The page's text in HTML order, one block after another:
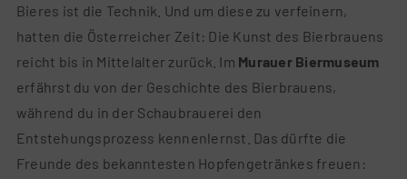
Bieres ist die Technik. Und um diese zu verfeinern,
hatten die Österreicher Zeit: Die Kunst des Bierbrauens
reicht bis in Mittelalter zurück. Im Murauer Biermuseum
erfährst du von der Geschichte des Bierbrauens,
während du in der Schaubrauerei den
Entstehungsprozess kennenlernst. Das dürfte die
Freunde des bekanntesten Hopfengetränkes freuen: